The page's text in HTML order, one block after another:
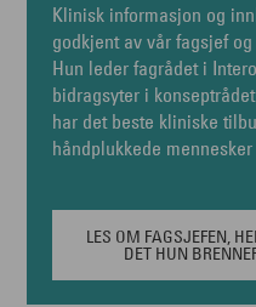
Klinisk informasjon og
godkjent av vår fagsjef
Hun leder fagrådet i
bidragsyter i
har det beste kliniske
håndplukkede
LES OM FAGSJEFEN,
DET HUN